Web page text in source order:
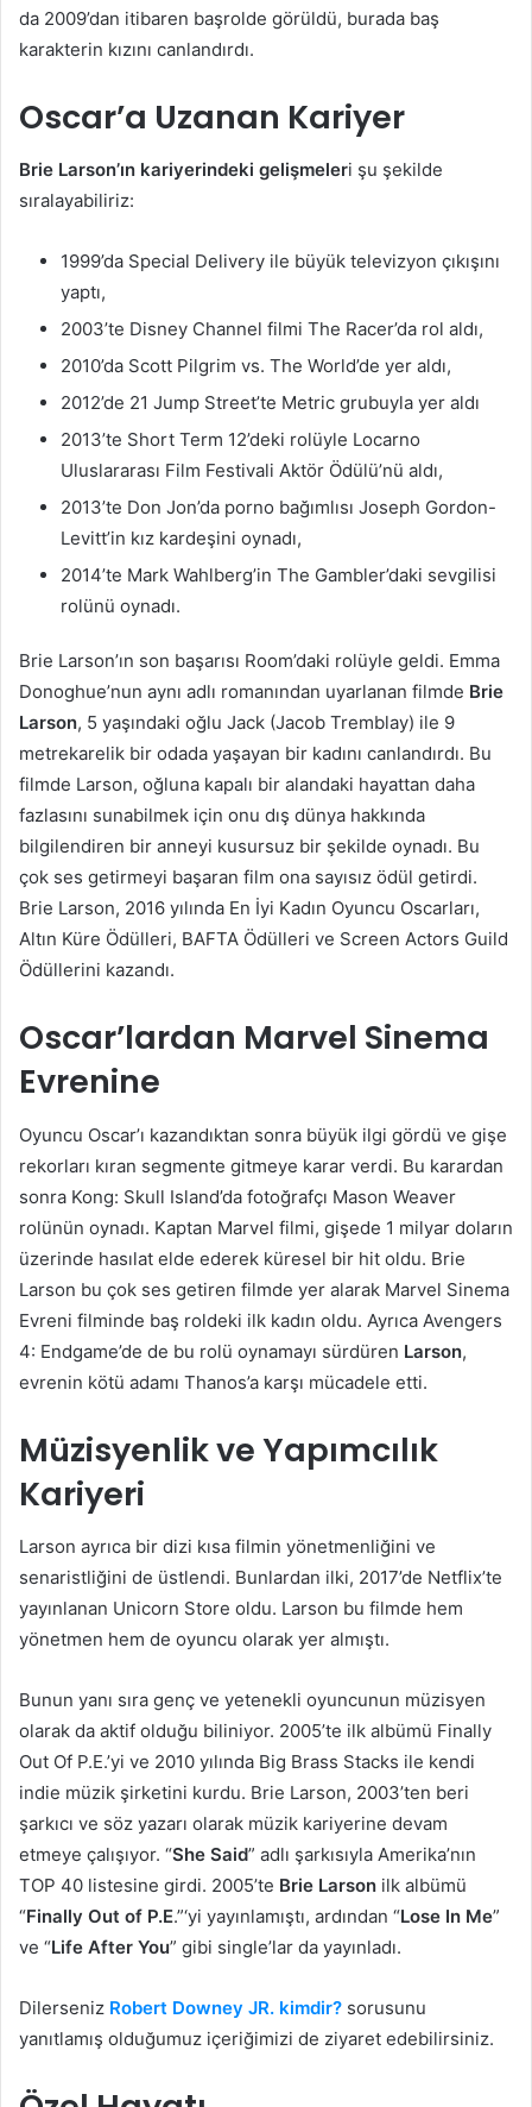
da 2009’dan itibaren başrolde görüldü, burada baş
karakterin kızını canlandırdı.
Oscar’a Uzanan Kariyer
Brie Larson’ın kariyerindeki gelişmeleri şu şekilde
sıralayabiliriz:
1999’da Special Delivery ile büyük televizyon çıkışını
yaptı,
2003’te Disney Channel filmi The Racer’da rol aldı,
2010’da Scott Pilgrim vs. The World’de yer aldı,
2012’de 21 Jump Street’te Metric grubuyla yer aldı
2013’te Short Term 12’deki rolüyle Locarno
Uluslararası Film Festivali Aktör Ödülü’nü aldı,
2013’te Don Jon’da porno bağımlısı Joseph Gordon-
Levitt’in kız kardeşini oynadı,
2014’te Mark Wahlberg’in The Gambler’daki sevgilisi
rolünü oynadı.
Brie Larson’ın son başarısı Room’daki rolüyle geldi. Emma
Donoghue’nun aynı adlı romanından uyarlanan filmde Brie
Larson, 5 yaşındaki oğlu Jack (Jacob Tremblay) ile 9
metrekarelik bir odada yaşayan bir kadını canlandırdı. Bu
filmde Larson, oğluna kapalı bir alandaki hayattan daha
fazlasını sunabilmek için onu dış dünya hakkında
bilgilendiren bir anneyi kusursuz bir şekilde oynadı. Bu
çok ses getirmeyi başaran film ona sayısız ödül getirdi.
Brie Larson, 2016 yılında En İyi Kadın Oyuncu Oscarları,
Altın Küre Ödülleri, BAFTA Ödülleri ve Screen Actors Guild
Ödüllerini kazandı.
Oscar’lardan Marvel Sinema
Evrenine
Oyuncu Oscar’ı kazandıktan sonra büyük ilgi gördü ve gişe
rekorları kıran segmente gitmeye karar verdi. Bu karardan
sonra Kong: Skull Island’da fotoğrafçı Mason Weaver
rolünün oynadı. Kaptan Marvel filmi, gişede 1 milyar doların
üzerinde hasılat elde ederek küresel bir hit oldu. Brie
Larson bu çok ses getiren filmde yer alarak Marvel Sinema
Evreni filminde baş roldeki ilk kadın oldu. Ayrıca Avengers
4: Endgame’de de bu rolü oynamayı sürdüren Larson,
evrenin kötü adamı Thanos’a karşı mücadele etti.
Müzisyenlik ve Yapımcılık
Kariyeri
Larson ayrıca bir dizi kısa filmin yönetmenliğini ve
senaristliğini de üstlendi. Bunlardan ilki, 2017’de Netflix’te
yayınlanan Unicorn Store oldu. Larson bu filmde hem
yönetmen hem de oyuncu olarak yer almıştı.
Bunun yanı sıra genç ve yetenekli oyuncunun müzisyen
olarak da aktif olduğu biliniyor. 2005’te ilk albümü Finally
Out Of P.E.’yi ve 2010 yılında Big Brass Stacks ile kendi
indie müzik şirketini kurdu. Brie Larson, 2003’ten beri
şarkıcı ve söz yazarı olarak müzik kariyerine devam
etmeye çalışıyor. “She Said” adlı şarkısıyla Amerika’nın
TOP 40 listesine girdi. 2005’te Brie Larson ilk albümü
“Finally Out of P.E.”‘yi yayınlamıştı, ardından “Lose In Me”
ve “Life After You” gibi single’lar da yayınladı.
Dilerseniz Robert Downey JR. kimdir? sorusunu
yanıtlamış olduğumuz içeriğimizi de ziyaret edebilirsiniz.